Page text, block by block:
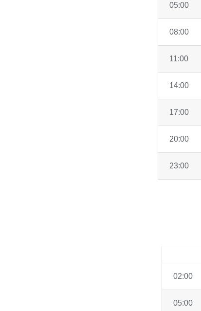
05:00
08:00
11:00
14:00
17:00
20:00
23:00
02:00
05:00